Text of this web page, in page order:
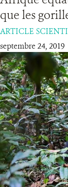
que les
ARTICLE
septembre 24, 2019